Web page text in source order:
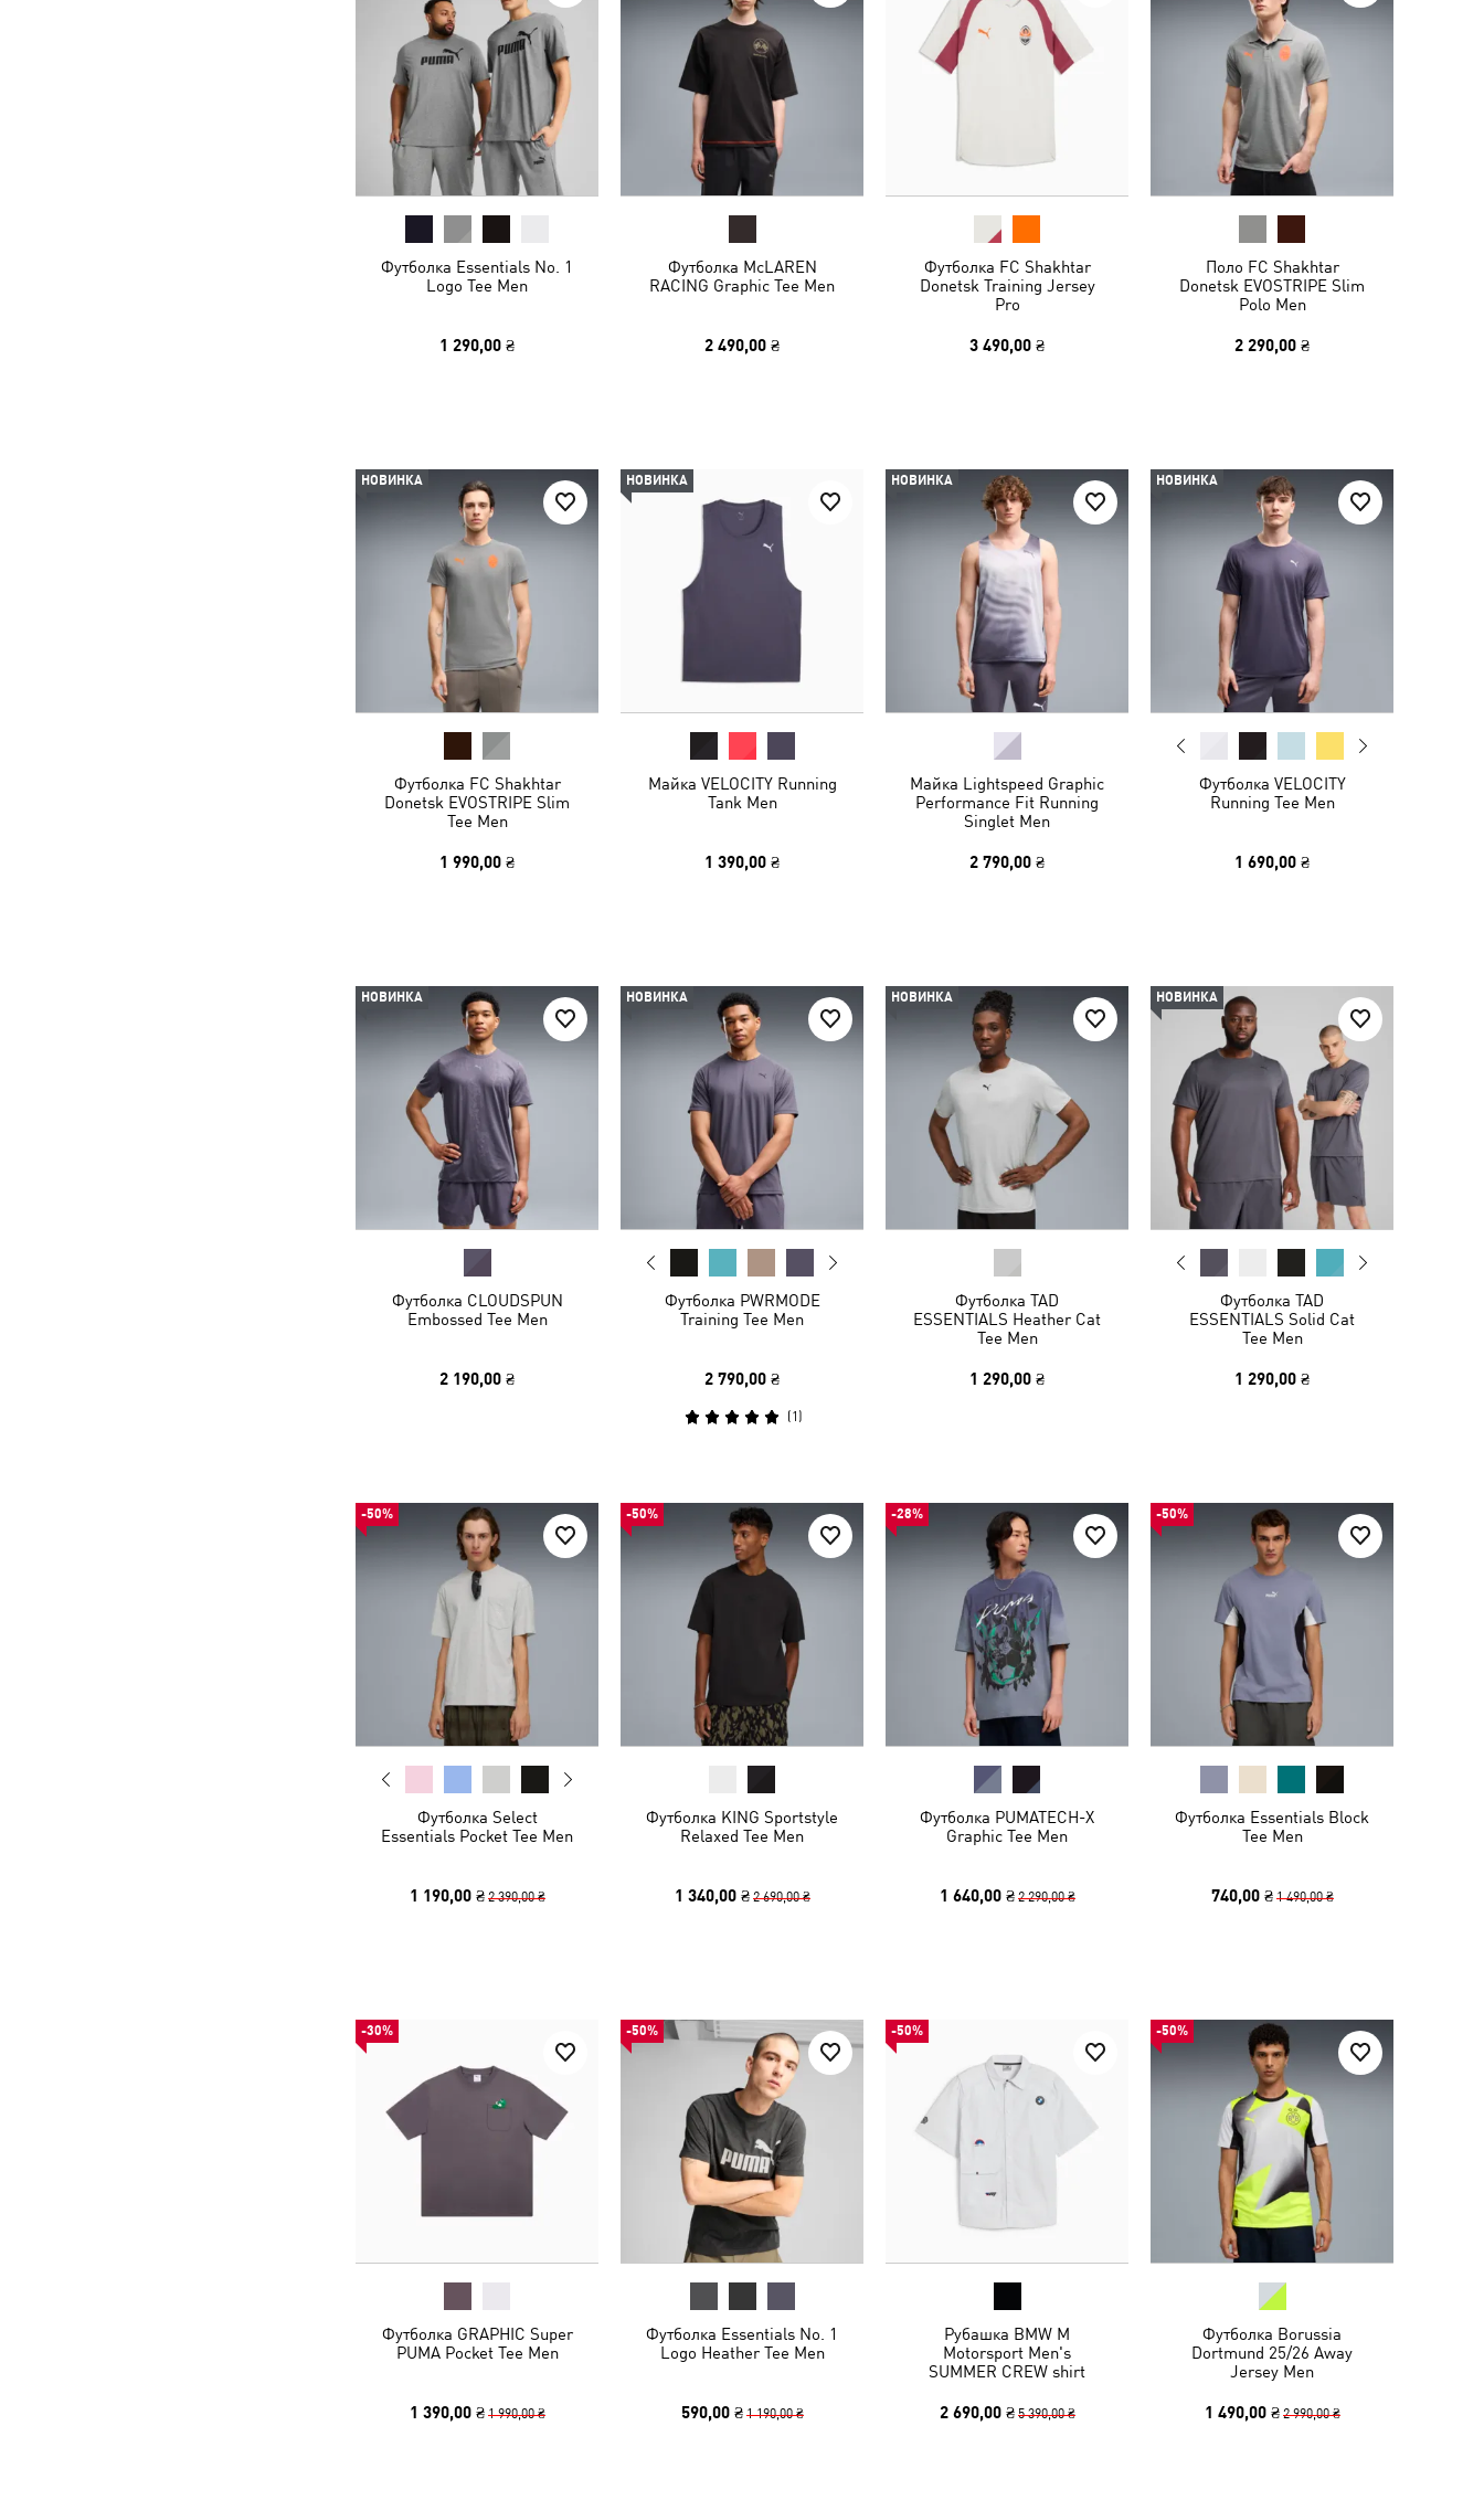
Футболка Essentials No. 1
Logo Tee Men
1 290,00 ₴
Футболка McLAREN
RACING Graphic Tee Men
2 490,00 ₴
Футболка FC Shakhtar
Donetsk Training Jersey
Pro
3 490,00 ₴
Поло FC Shakhtar
Donetsk EVOSTRIPE Slim
Polo Men
2 290,00 ₴
НОВИНКА
Футболка FC Shakhtar
Donetsk EVOSTRIPE Slim
Tee Men
1 990,00 ₴
НОВИНКА
Майка VELOCITY Running
Tank Men
1 390,00 ₴
НОВИНКА
Майка Lightspeed Graphic
Performance Fit Running
Singlet Men
2 790,00 ₴
НОВИНКА
Футболка VELOCITY
Running Tee Men
1 690,00 ₴
НОВИНКА
Футболка CLOUDSPUN
Embossed Tee Men
2 190,00 ₴
НОВИНКА
Футболка PWRMODE
Training Tee Men
2 790,00 ₴
(1 )
НОВИНКА
Футболка TAD
ESSENTIALS Heather Cat
Tee Men
1 290,00 ₴
НОВИНКА
Футболка TAD
ESSENTIALS Solid Cat
Tee Men
1 290,00 ₴
-50%
Футболка Select
Essentials Pocket Tee Men
1 190,00 ₴ 2 390,00 ₴
-50%
Футболка KING Sportstyle
Relaxed Tee Men
1 340,00 ₴ 2 690,00 ₴
-28%
Футболка PUMATECH-X
Graphic Tee Men
1 640,00 ₴ 2 290,00 ₴
-50%
Футболка Essentials Block
Tee Men
740,00 ₴ 1 490,00 ₴
-30%
Футболка GRAPHIC Super
PUMA Pocket Tee Men
1 390,00 ₴ 1 990,00 ₴
-50%
Футболка Essentials No. 1
Logo Heather Tee Men
590,00 ₴ 1 190,00 ₴
-50%
Рубашка BMW M
Motorsport Men's
SUMMER CREW shirt
2 690,00 ₴ 5 390,00 ₴
-50%
Футболка Borussia
Dortmund 25/26 Away
Jersey Men
1 490,00 ₴ 2 990,00 ₴